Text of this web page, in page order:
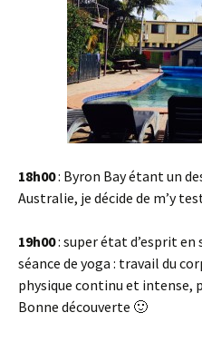
18h00: Byron Bay étant un
Australie, je décide de m’y
19h00: super état d’esprit
séance de yoga : travail du
physique continu et
Bonne découverte 🙂